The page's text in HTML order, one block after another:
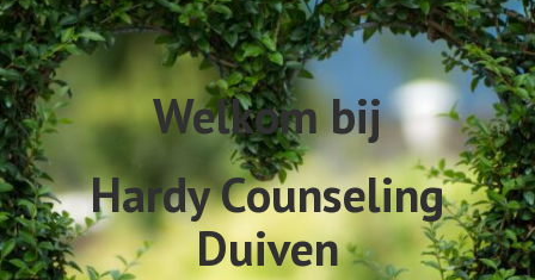
Welkom bij
Hardy Counseling
Duiven